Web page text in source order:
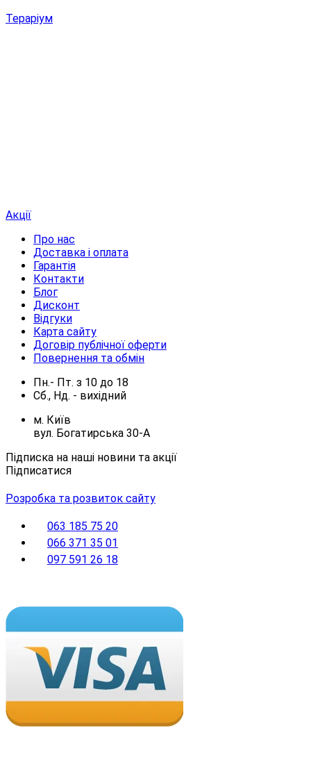
Тераріум
Акції
Про нас
Доставка і оплата
Гарантія
Контакти
Блог
Дисконт
Відгуки
Карта сайту
Договір публічної оферти
Повернення та обмін
Пн.- Пт. з 10 до 18
Сб., Нд. - вихідний
м. Київ
вул. Богатирська 30-А
Підписка на наші новини та акції
Підписатися
Розробка та розвиток сайту
063 185 75 20
066 371 35 01
097 591 26 18